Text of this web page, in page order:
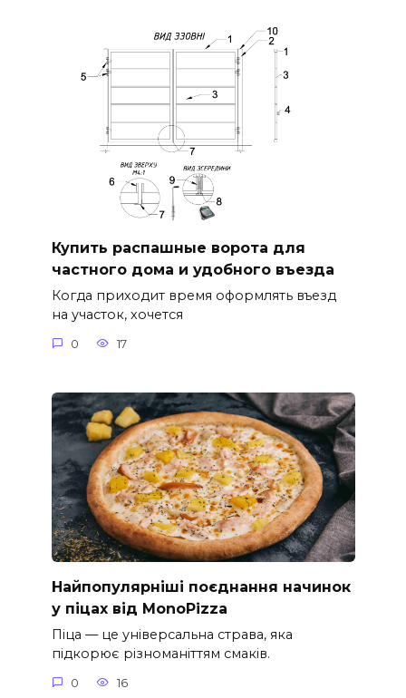
Купить распашные ворота для
частного дома и удобного въезда
Когда приходит время оформлять въезд
на участок, хочется
0 17
Найпопулярніші поєднання начинок
у піцах від MonoPizza
Піца — це універсальна страва, яка
підкорює різноманіттям смаків.
0 16